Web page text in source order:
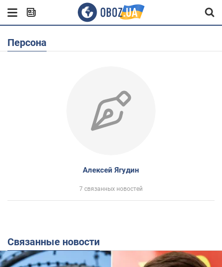
Персона
Алексей Ягудин
7 связанных новостей
Связанные новости